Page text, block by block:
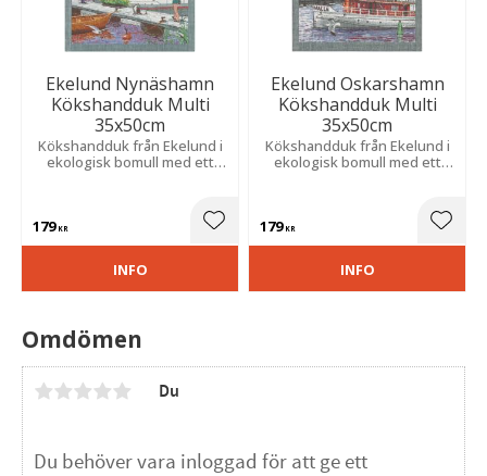
Omdömen
Du
Ekelund Nynäshamn
Kökshandduk Multi
35x50cm
Kökshandduk från Ekelund i
ekologisk bomull med ett
179KR Lägg till i favoriter
INFO
Ekelund Oskarshamn
Kökshandduk Multi
35x50cm
Kökshandduk från Ekelund i
ekologisk bomull med ett
179KR
INFO